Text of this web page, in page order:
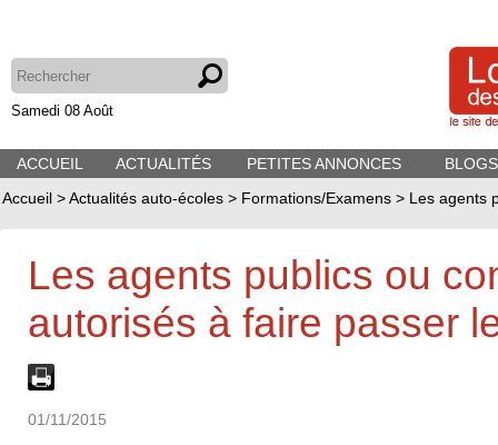
Samedi 08 Août
ACCUEIL ACTUALITÉS PETITES ANNONCES
Accueil >Actualités auto-écoles > Formations/Examens > Les agents
Les agents publics ou
autorisés à faire passer
01/11/2015